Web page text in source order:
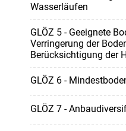
Wasserläufen
GLÖZ 5 - Geeignete
Verringerung der
Berücksichtigung der
GLÖZ 6 -
GLÖZ 7 -